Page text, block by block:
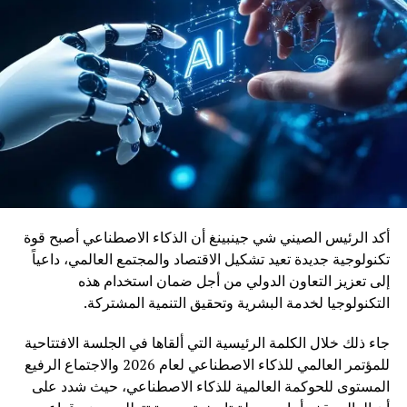
ويأتي إدماج قاطرات DO-70X ضمن رؤية المغرب الرامية إلى
بناء منظومة نقل سككي أكثر نجاعة واستدامة، بما يواكب
التحولات الاقتصادية ويعزز دور السكك الحديدية كرافعة للتنمية
وربط مختلف جهات المملكة
أكد الرئيس الصيني شي جينبينغ أن الذكاء الاصطناعي أصبح قوة
تكنولوجية جديدة تعيد تشكيل الاقتصاد والمجتمع العالمي، داعياً
إلى تعزيز التعاون الدولي من أجل ضمان استخدام هذه
التكنولوجيا لخدمة البشرية وتحقيق التنمية المشتركة.
جاء ذلك خلال الكلمة الرئيسية التي ألقاها في الجلسة الافتتاحية
للمؤتمر العالمي للذكاء الاصطناعي لعام 2026 والاجتماع الرفيع
المستوى للحوكمة العالمية للذكاء الاصطناعي، حيث شدد على